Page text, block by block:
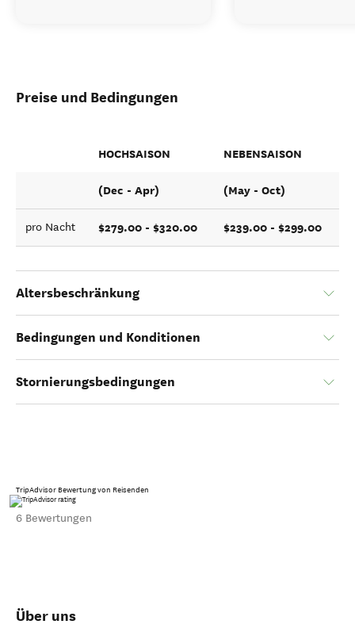
Preise und Bedingungen
HOCHSAISON NEBENSAISON
(Dec - Apr) (May - Oct)
pro Nacht $279.00 - $320.00 $239.00 - $299.00
Altersbeschränkung
Bedingungen und Konditionen
Stornierungsbedingungen
TripAdvisor Bewertung von Reisenden
6 Bewertungen
Über uns